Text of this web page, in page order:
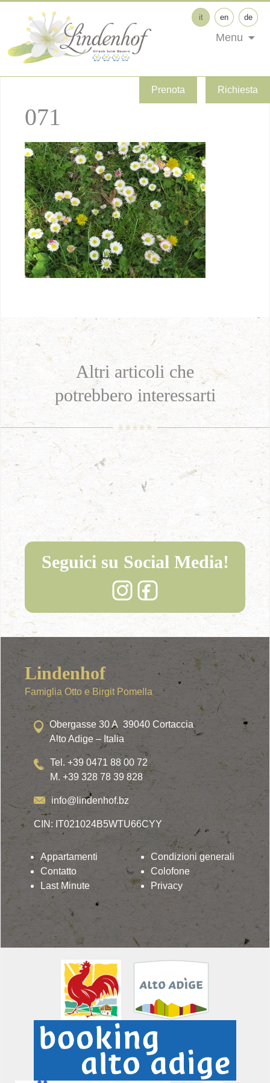
Prenota Richiesta
it en de
Menu
071
Altri articoli che
potrebbero interessarti
Seguici su Social Media!
Lindenhof
Famiglia Otto e Birgit Pomella
Obergasse 30 A 39040 Cortaccia
Alto Adige – Italia
Tel. +39 0471 88 00 72
M. +39 328 78 39 828
info@lindenhof.bz
CIN: IT021024B5WTU66CYY
Appartamenti
Contatto
Last Minute
Condizioni generali
Colofone
Privacy
Lindenhof